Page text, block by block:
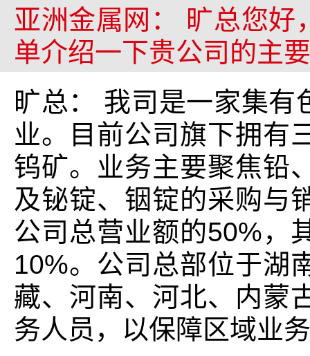
亚洲金属网： 旷总您好
单介绍一下贵公司的主
旷总： 我司是一家集
业。目前公司旗下拥有
钨矿。业务主要聚焦铅
及铋锭、铟锭的采购与
公司总营业额的50%，
10%。公司总部位于湖
藏、河南、河北、内蒙
务人员，以保障区域业